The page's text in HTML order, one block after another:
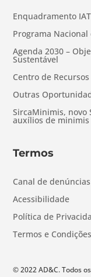
Enquadramento IAT
Programa Nacional
Agenda 2030 –
Sustentável
Centro de Recursos
Outras
SircaMinimis, novo
auxílios de minimis
Termos
Canal de denúncias
Acessibilidade
Política de
Termos e Condições
© 2022 AD&C. Todos